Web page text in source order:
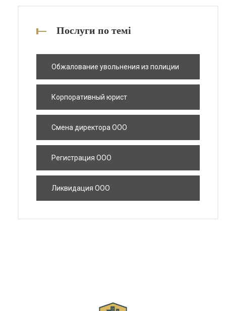
Послуги по темі
Обжалование увольнения из полиции
Корпоративный юрист
Смена директора ООО
Регистрация ООО
Ликвидация ООО